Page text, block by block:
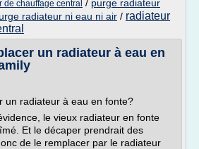
de chauffage central / purge radiateur
radiateur ni eau ni air / radiateur
un radiateur à eau en
un radiateur à eau en fonte?
le vieux radiateur en fonte
Et le décaper prendrait des
de le remplacer par le radiateur